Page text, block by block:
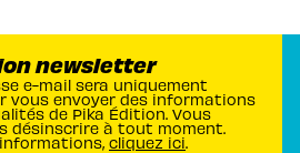
newsletter
e-mail sera uniquement
vous envoyer des informations
de Pika Édition. Vous
désinscrire à tout moment.
cliquez ici.